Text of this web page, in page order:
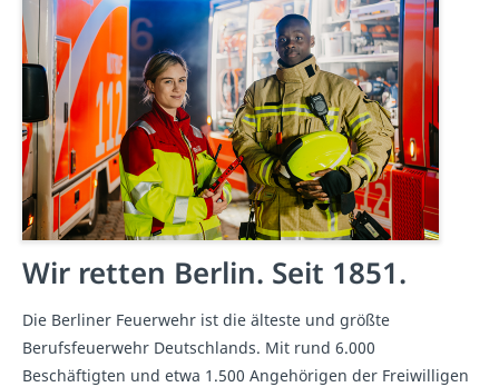
Wir retten Berlin. Seit 1851.
Die Berliner Feuerwehr ist die älteste und größte
Berufsfeuerwehr Deutschlands. Mit rund 6.000
Beschäftigten und etwa 1.500 Angehörigen der Freiwilligen